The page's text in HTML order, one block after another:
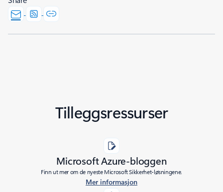
Tilleggsressurser
Microsoft Azure-bloggen
Finn ut mer om de nyeste Microsoft Sikkerhet-løsningene.
Mer informasjon